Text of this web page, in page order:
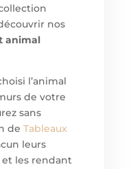
nos
animal
l’animal
de votre
sans
de Tableaux
leurs
et les rendant